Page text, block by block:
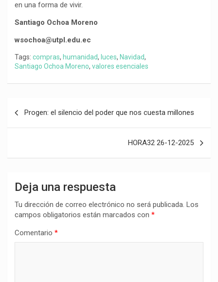
en una forma de vivir.
Santiago Ochoa Moreno
wsochoa@utpl.edu.ec
Tags: compras, humanidad, luces, Navidad,
Santiago Ochoa Moreno, valores esenciales
Progen: el silencio del poder que nos cuesta millones
HORA32 26-12-2025
Deja una respuesta
Tu dirección de correo electrónico no será publicada. Los
campos obligatorios están marcados con *
Comentario *